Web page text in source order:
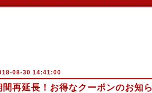
08-30 14:41:00
間再延長！お得なクーポンのお